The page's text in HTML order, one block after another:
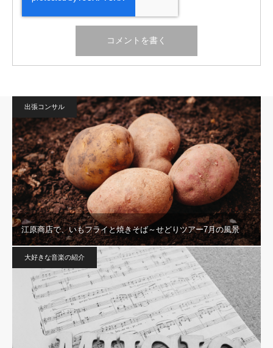
出張コンサル
江原商店で、いもフライと焼きそば～せどりツアー7月の風景
大好きな音楽の紹介